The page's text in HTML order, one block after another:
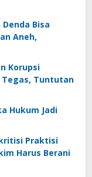
Bisa
Aneh,
Korupsi
Tegas, Tuntutan
Hukum Jadi
Praktisi
Harus Berani